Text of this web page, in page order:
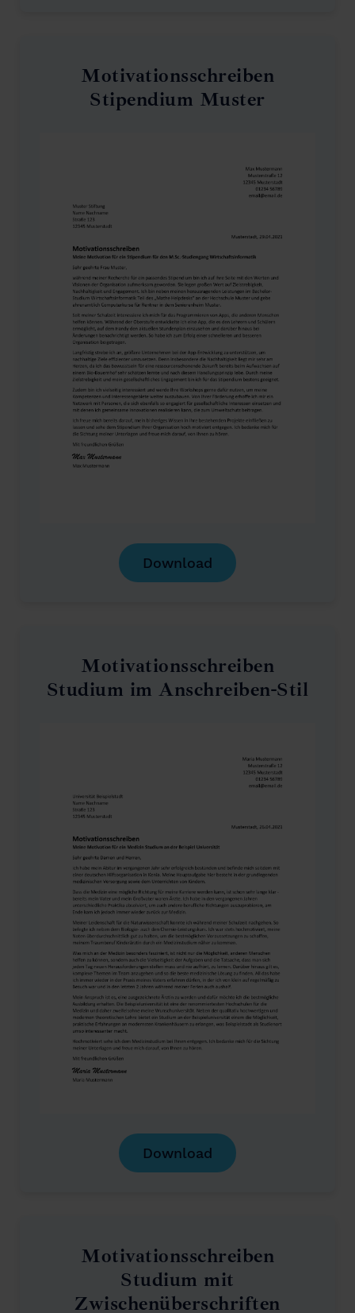
Motivationsschreiben
Stipendium Muster
Download
Motivationsschreiben
Studium im Anschreiben-Stil
Download
Motivationsschreiben
Studium mit
Zwischenüberschriften